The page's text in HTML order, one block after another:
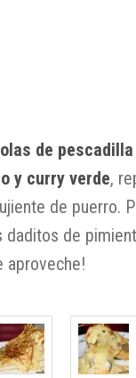
de pescadilla
y curry verde,
de puerro.
daditos de
aproveche!